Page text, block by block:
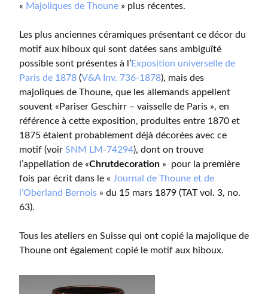
« Majoliques de Thoune » plus récentes.
Les plus anciennes céramiques présentant ce décor du
motif aux hiboux qui sont datées sans ambiguïté
possible sont présentes à l’Exposition universelle de
Paris de 1878 (V&A Inv. 736-1878), mais des
majoliques de Thoune, que les allemands appellent
souvent «Pariser Geschirr – vaisselle de Paris », en
référence à cette exposition, produites entre 1870 et
1875 étaient probablement déjà décorées avec ce
motif (voir SNM LM-74294), dont on trouve
l’appellation de «Chrutdecoration » pour la première
fois par écrit dans le « Journal de Thoune et de
l’Oberland Bernois » du 15 mars 1879 (TAT vol. 3, no.
63).
Tous les ateliers en Suisse qui ont copié la majolique de
Thoune ont également copié le motif aux hiboux.